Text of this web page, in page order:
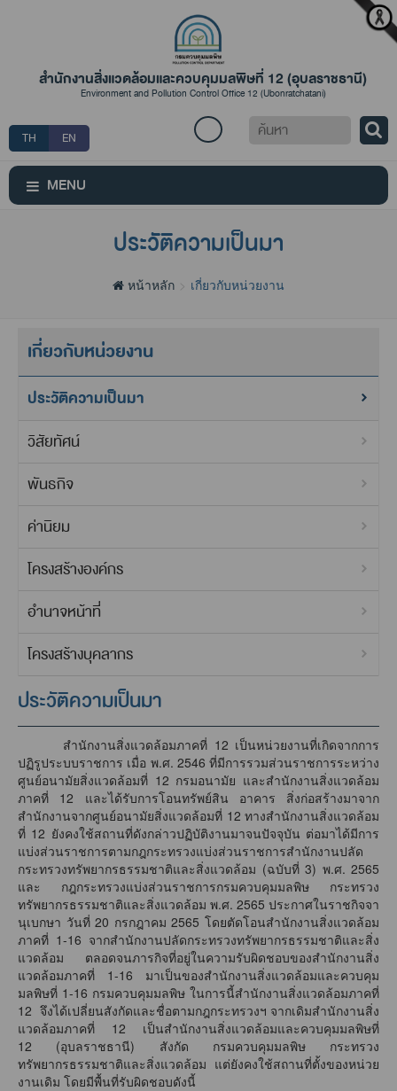
สำนักงานสิ่งแวดล้อมและควบคุมมลพิษที่ 12 (อุบลราชธานี)
Environment and Pollution Control Office 12 (Ubonratchatani)
TH EN
ค้นหา
MENU
ประวัติความเป็นมา
หน้าหลัก เกี่ยวกับหน่วยงาน
เกี่ยวกับหน่วยงาน
ประวัติความเป็นมา
วิสัยทัศน์
พันธกิจ
ค่านิยม
โครงสร้างองค์กร
อำนาจหน้าที่
โครงสร้างบุคลากร
ประวัติความเป็นมา
สำนักงานสิ่งแวดล้อมภาคที่ 12 เป็นหน่วยงานที่เกิดจากการ
ปฏิรูประบบราชการ เมื่อ พ.ศ. 2546 ที่มีการรวมส่วนราชการระหว่าง
ศูนย์อนามัยสิ่งแวดล้อมที่ 12 กรมอนามัย และสำนักงานสิ่งแวดล้อม
ภาคที่ 12 และได้รับการโอนทรัพย์สิน อาคาร สิ่งก่อสร้างมาจาก
สำนักงานจากศูนย์อนามัยสิ่งแวดล้อมที่ 12 ทางสำนักงานสิ่งแวดล้อม
ที่ 12 ยังคงใช้สถานที่ดังกล่าวปฏิบัติงานมาจนปัจจุบัน ต่อมาได้มีการ
แบ่งส่วนราชการตามกฎกระทรวงแบ่งส่วนราชการสำนักงานปลัด
กระทรวงทรัพยากรธรรมชาติและสิ่งแวดล้อม (ฉบับที่ 3) พ.ศ. 2565
และ กฎกระทรวงแบ่งส่วนราชการกรมควบคุมมลพิษ กระทรวง
ทรัพยากรธรรมชาติและสิ่งแวดล้อม พ.ศ. 2565 ประกาศในราชกิจจา
นุเบกษา วันที่ 20 กรกฎาคม 2565 โดยตัดโอนสำนักงานสิ่งแวดล้อม
ภาคที่ 1-16 จากสำนักงานปลัดกระทรวงทรัพยากรธรรมชาติและสิ่ง
แวดล้อม ตลอดจนภารกิจที่อยู่ในความรับผิดชอบของสำนักงานสิ่ง
แวดล้อมภาคที่ 1-16 มาเป็นของสำนักงานสิ่งแวดล้อมและควบคุม
มลพิษที่ 1-16 กรมควบคุมมลพิษ ในการนี้สำนักงานสิ่งแวดล้อมภาคที่
12 จึงได้เปลี่ยนสังกัดและชื่อตามกฎกระทรวงฯ จากเดิมสำนักงานสิ่ง
แวดล้อมภาคที่ 12 เป็นสำนักงานสิ่งแวดล้อมและควบคุมมลพิษที่
12 (อุบลราชธานี) สังกัด กรมควบคุมมลพิษ กระทรวง
ทรัพยากรธรรมชาติและสิ่งแวดล้อม แต่ยังคงใช้สถานที่ตั้งของหน่วย
งานเดิม โดยมีพื้นที่รับผิดชอบดังนี้